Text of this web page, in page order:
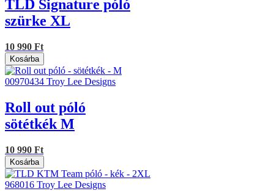
TLD Signature póló
szürke XL
10 990 Ft
Kosárba
00970434 Troy Lee Designs
Roll out póló
sötétkék M
10 990 Ft
Kosárba
968016 Troy Lee Designs